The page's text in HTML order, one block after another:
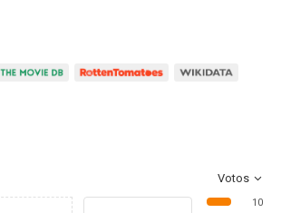
Votos
10